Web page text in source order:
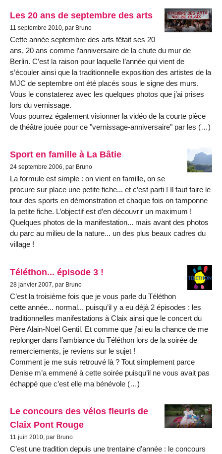
Les 20 ans de septembre des arts
11 septembre 2010, par Bruno
Cette année septembre des arts fêtait ses 20
ans, 20 ans comme l’anniversaire de la chute du mur de
Berlin. C’est la raison pour laquelle l’année qui vient de
s’écouler ainsi que la traditionnelle exposition des artistes de la
MJC de septembre ont été placés sous le signe des murs.
Vous le constaterez avec les quelques photos que j’ai prises
lors du vernissage.
Vous pourrez également visionner la vidéo de la courte pièce
de théâtre jouée pour ce "vernissage-anniversaire" par les (…)
Sport en famille à La Bâtie
24 septembre 2006, par Bruno
La formule est simple : on vient en famille, on se
procure sur place une petite fiche... et c’est parti ! Il faut faire le
tour des sports en démonstration et chaque fois on tamponne
la petite fiche. L’objectif est d’en découvrir un maximum !
Quelques photos de la manifestation... mais avant des photos
du parc au milieu de la nature... un des plus beaux cadres du
village !
Téléthon... épisode 3 !
28 janvier 2007, par Bruno
C’est la troisième fois que je vous parle du Téléthon
cette année... normal... puisqu’il y a eu déjà 2 épisodes : les
traditionnelles manifestations à Claix ainsi que le concert du
Père Alain-Noël Gentil. Et comme que j’ai eu la chance de me
replonger dans l’ambiance du Téléthon lors de la soirée de
remerciements, je reviens sur le sujet !
Comment je me suis retrouvé là ? Tout simplement parce
Denise m’a emmené à cette soirée puisqu’il ne vous avait pas
échappé que c’est elle ma bénévole (…)
Le concours des vélos fleuris de
Claix Pont Rouge
11 juin 2010, par Bruno
C’est une tradition depuis une trentaine d’année : le concours